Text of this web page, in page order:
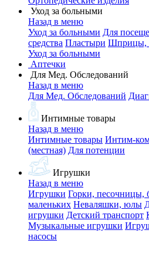
Уход за больными
Назад в меню
Уход за больными Для
средства Пластыри Шприцы,
Уход за больными
Аптечки
Для Мед. Обследований
Назад в меню
Для Мед. Обследований
Интимные товары
Назад в меню
Интимные товары Интим-
(местная) Для потенции
Игрушки
Назад в меню
Игрушки Горки, песочницы,
маленьких Неваляшки, юлы
игрушки Детский транспорт
Музыкальные игрушки
насосы